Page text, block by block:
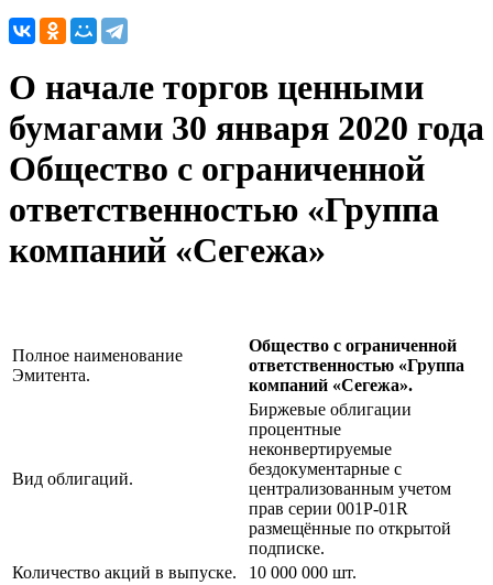
О начале торгов ценными
бумагами 30 января 2020 года
Общество с ограниченной
ответственностью «Группа
компаний «Сегежа»
Полное наименование
Эмитента.
Общество с ограниченной
ответственностью «Группа
компаний «Сегежа».
Вид облигаций.
Биржевые облигации
процентные
неконвертируемые
бездокументарные с
централизованным учетом
прав серии 001Р-01R
размещённые по открытой
подписке.
Количество акций в выпуске.
10 000 000 шт.